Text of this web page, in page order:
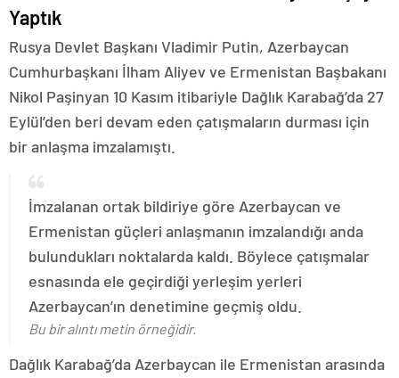
Yaptık
Rusya Devlet Başkanı Vladimir Putin, Azerbaycan
Cumhurbaşkanı İlham Aliyev ve Ermenistan Başbakanı
Nikol Paşinyan 10 Kasım itibariyle Dağlık Karabağ’da 27
Eylül’den beri devam eden çatışmaların durması için
bir anlaşma imzalamıştı.
İmzalanan ortak bildiriye göre Azerbaycan ve
Ermenistan güçleri anlaşmanın imzalandığı anda
bulundukları noktalarda kaldı. Böylece çatışmalar
esnasında ele geçirdiği yerleşim yerleri
Azerbaycan’ın denetimine geçmiş oldu.
Bu bir alıntı metin örneğidir.
Dağlık Karabağ’da Azerbaycan ile Ermenistan arasında